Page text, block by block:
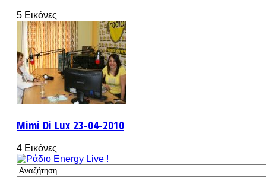
5 Εικόνες
Mimi Di Lux 23-04-2010
4 Εικόνες